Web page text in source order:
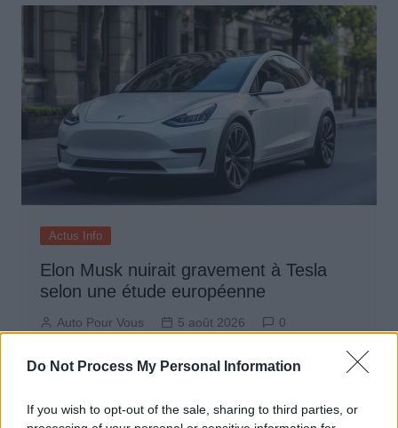
Do Not Process My Personal Information
If you wish to opt-out of the sale, sharing to third parties, or
l’article
Actus Info
Elon Musk nuirait gravement à Tesla
selon une étude européenne
Auto Pour Vous 5 août 2026 0